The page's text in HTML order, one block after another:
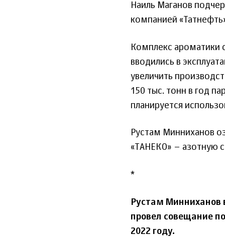
Наиль Маганов
компанией
Комплекс ароматики
вводились в
увеличить
150 тыс. тонн в год
планируется
Рустам Минниханов
«ТАНЕКО» – азотную
*
Рустам Минниханов
провел совещание
2022 году.